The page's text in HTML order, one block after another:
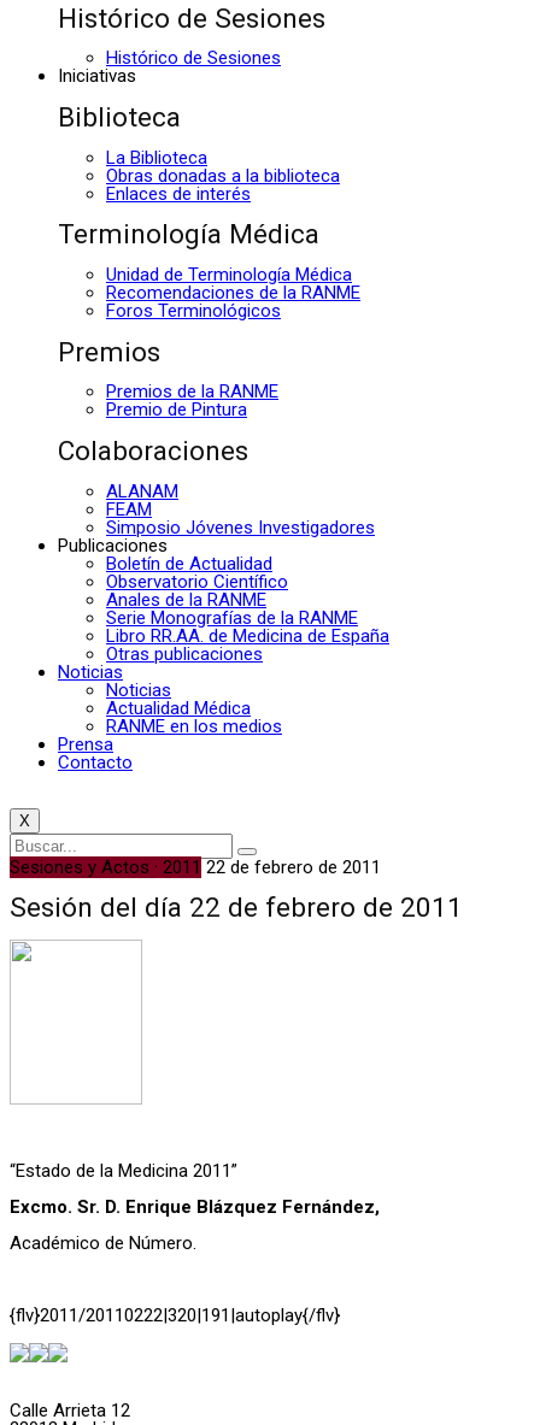
Histórico de Sesiones
Histórico de Sesiones
Iniciativas
Biblioteca
La Biblioteca
Obras donadas a la biblioteca
Enlaces de interés
Terminología Médica
Unidad de Terminología Médica
Recomendaciones de la RANME
Foros Terminológicos
Premios
Premios de la RANME
Premio de Pintura
Colaboraciones
ALANAM
FEAM
Simposio Jóvenes Investigadores
Publicaciones
Boletín de Actualidad
Observatorio Científico
Anales de la RANME
Serie Monografías de la RANME
Libro RR.AA. de Medicina de España
Otras publicaciones
Noticias
Noticias
Actualidad Médica
RANME en los medios
Prensa
Contacto
X
Sesiones y Actos · 2011 22 de febrero de 2011
Sesión del día 22 de febrero de 2011
“Estado de la Medicina 2011”
Excmo. Sr. D. Enrique Blázquez Fernández,
Académico de Número.
{flv}2011/20110222|320|191|autoplay{/flv}
Calle Arrieta 12